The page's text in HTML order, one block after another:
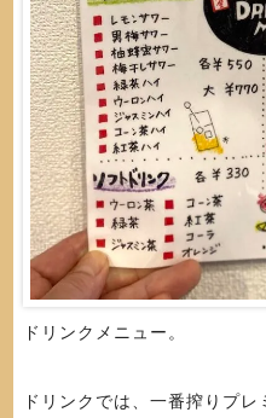
ドリンクメニュー。
ドリンクでは、一番搾りプ